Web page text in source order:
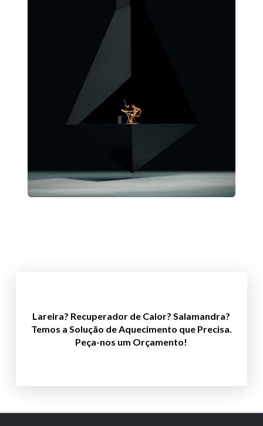
Lareira? Recuperador de Calor? Salamandra?
Temos a Solução de Aquecimento que Precisa.
Peça-nos um Orçamento!
Vamos ajudar
Clique Aqui!